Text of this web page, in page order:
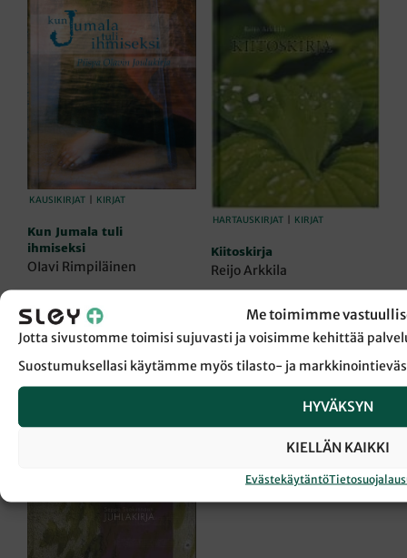
Me toimimme
Jotta sivustomme toimisi sujuvasti ja voisimme kehittää
Suostumuksellasi käytämme myös tilasto- ja
HYVÄKSYN
KIELLÄN KAIKKI
Evästekäytäntö
KAUSIKIRJAT KIRJAT
Kun Jumala tuli
ihmiseksi
OIavi Rimpiläinen
LISÄÄ OSTOSKORIIN
HARTAUSKIRJAT KIRJAT
Kiitoskirja
Reijo Arkkila